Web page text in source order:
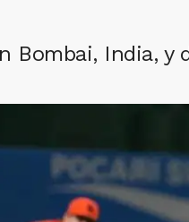
Bombai, India, y